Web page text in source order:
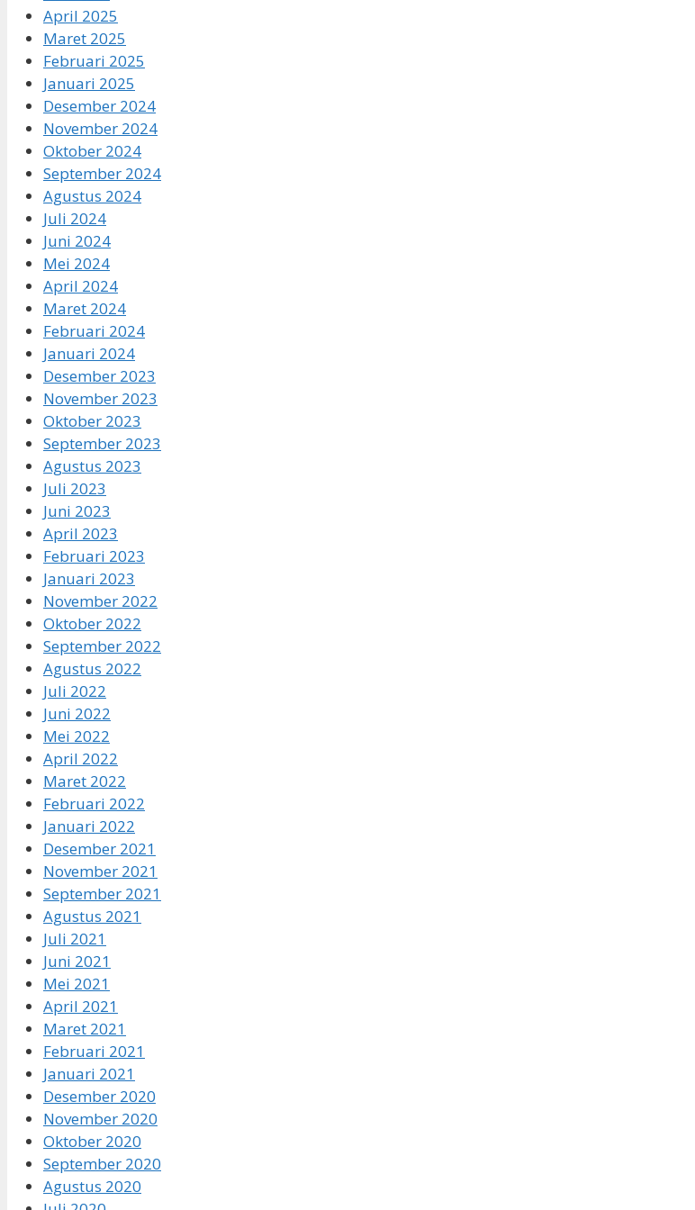
April 2025
Maret 2025
Februari 2025
Januari 2025
Desember 2024
November 2024
Oktober 2024
September 2024
Agustus 2024
Juli 2024
Juni 2024
Mei 2024
April 2024
Maret 2024
Februari 2024
Januari 2024
Desember 2023
November 2023
Oktober 2023
September 2023
Agustus 2023
Juli 2023
Juni 2023
April 2023
Februari 2023
Januari 2023
November 2022
Oktober 2022
September 2022
Agustus 2022
Juli 2022
Juni 2022
Mei 2022
April 2022
Maret 2022
Februari 2022
Januari 2022
Desember 2021
November 2021
September 2021
Agustus 2021
Juli 2021
Juni 2021
Mei 2021
April 2021
Maret 2021
Februari 2021
Januari 2021
Desember 2020
November 2020
Oktober 2020
September 2020
Agustus 2020